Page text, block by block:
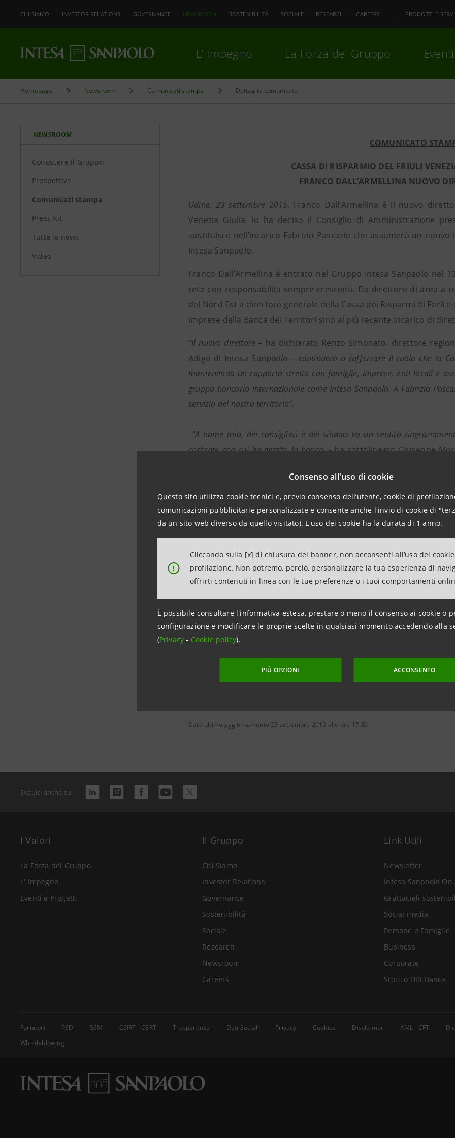
Consenso all'uso di cookie
Questo sito utilizza cookie tecnici e, previo consenso dell’utente, cookie di
comunicazioni pubblicitarie personalizzate e consente anche l'invio di cookie di
da un sito web diverso da quello visitato). L'uso dei cookie ha la durata di 1 anno.
!
Cliccando sulla [x] di chiusura del banner, non acconsenti all’uso dei
profilazione. Non potremo, perciò, personalizzare la tua esperienza di
offrirti contenuti in linea con le tue preferenze o i tuoi comportamenti
È possibile consultare l'informativa estesa, prestare o meno il consenso ai cookie o
configurazione e modificare le proprie scelte in qualsiasi momento accedendo alla
(Privacy- Cookie policy).
PIÙ OPZIONI ACCONSENTO
CHI SIAMO INVESTOR RELATIONS GOVERNANCE NEWSROOM SOSTENIBILITÀ SOCIALE RESEARCH CAREERS PRODOTTI E
L’ Impegno La Forza del Gruppo
Homepage Newsroom Comunicati stampa Dettaglio comunicato
NEWSROOM
Conoscere il Gruppo
Prospettive
Comunicati stampa
Press Kit
Tutte le news
Video
COMUNICATO
CASSA DI RISPARMIO DEL FRIULI
FRANCO DALL’ARMELLINA NUOVO
Udine, 23 settembre 2015. Franco Dall’Armellina è il nuovo
Venezia Giulia, lo ha deciso il Consiglio di Amministrazione
sostituisce nell’incarico Fabrizio Pascazio che assumerà un
Intesa Sanpaolo.
Franco Dall’Armellina è entrato nel Gruppo Intesa Sanpaolo nel
rete con responsabilità sempre crescenti. Da direttore di area a
del Nord Est a direttore generale della Cassa dei Risparmi di Forlì
imprese della Banca dei Territori sino al più recente incarico di
“Il nuovo direttore – ha dichiarato Renzo Simonato, direttore
Adige di Intesa Sanpaolo – continuerà a rafforzare il ruolo che la
mantenendo un rapporto stretto con famiglie, imprese, enti locali e
gruppo bancario internazionale come Intesa Sanpaolo. A Fabrizio
servizio del nostro territorio”.
“A nome mio, dei consiglieri e dei sindaci va un sentito
costante con cui ha gestito la banca. -ha sottolineato Giuseppe
- L’avvicendamento odierno alla direzione generale
Sanpaolo alla nostra realtà. Franco Dall’Armellina ha una
con il territorio di cui ha una vasta conoscenza data la sua lunga
Intesa Sanpaolo
Rapporti con i Media Banca dei Territori e Media Locali
Tel. +39 049 6539835 – cell. +39 335 1355936
Data ultimo aggiornamento 23 settembre 2015 alle ore 17:30
Seguici anche su
I Valori
La Forza del Gruppo
L' Impegno
Eventi e Progetti
Il Gruppo
Chi Siamo
Investor Relations
Governance
Sostenibilità
Sociale
Research
Newsroom
Careers
Link Utili
Newsletter
Intesa Sanpaolo On
Grattacieli
Social media
Persone e Famiglie
Business
Corporate
Storico UBI Banca
Fornitori PSD SSM CSIRT - CERT Trasparenza Dati Sociali Privacy Cookies Disclaimer AML - CFT
Whistleblowing